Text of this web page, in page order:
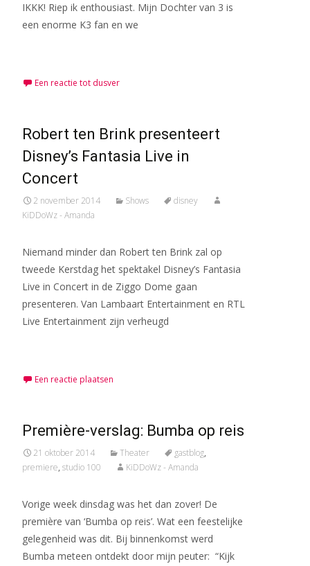
IKKK! Riep ik enthousiast. Mijn Dochter van 3 is
een enorme K3 fan en we
Een reactie tot dusver
Robert ten Brink presenteer​t
Disney’s Fantasia Live in
Concert
2 november 2014 Shows
disney
KiDDoWz - Amanda
Niemand minder dan Robert ten Brink zal op
tweede Kerstdag het spektakel Disney’s Fantasia
Live in Concert in de Ziggo Dome gaan
presenteren. Van Lambaart Entertainment en RTL
Live Entertainment zijn verheugd
Een reactie plaatsen
Première-verslag: Bumba op reis
21 oktober 2014 Theater gastblog,
premiere, studio 100 KiDDoWz - Amanda
Vorige week dinsdag was het dan zover! De
première van ‘Bumba op reis’. Wat een feestelijke
gelegenheid was dit. Bij binnenkomst werd
Bumba meteen ontdekt door mijn peuter: “Kijk